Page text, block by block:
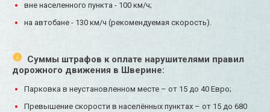
вне населенного пункта - 100 км/ч;
на автобане - 130 км/ч (рекомендуемая скорость).
Суммы штрафов к оплате нарушителями правил
дорожного движения в Шверине:
Парковка в неустановленном месте – от 15 до 40 Евро;
Превышение скорости в населённых пунктах – от 15 до 680